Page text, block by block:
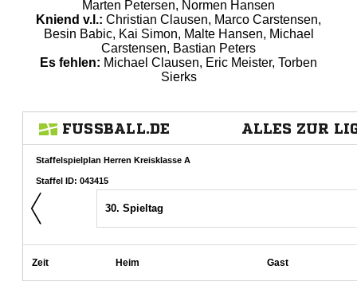
Marten Petersen, Normen Hansen
Kniend v.l.: Christian Clausen, Marco Carstensen,
Besin Babic, Kai Simon, Malte Hansen, Michael
Carstensen, Bastian Peters
Es fehlen: Michael Clausen, Eric Meister, Torben
Sierks